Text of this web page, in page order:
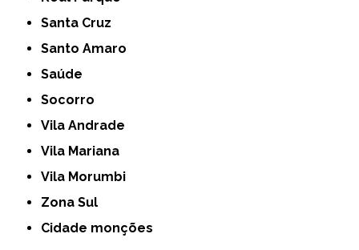
Santa Cruz
Santo Amaro
Saúde
Socorro
Vila Andrade
Vila Mariana
Vila Morumbi
Zona Sul
cidade monções